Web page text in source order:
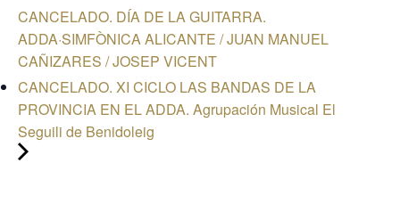
CANCELADO. DÍA DE LA GUITARRA.
ADDA·SIMFÒNICA ALICANTE / JUAN MANUEL
CAÑIZARES / JOSEP VICENT
CANCELADO. XI CICLO LAS BANDAS DE LA
PROVINCIA EN EL ADDA. Agrupación Musical El
Seguili de Benidoleig